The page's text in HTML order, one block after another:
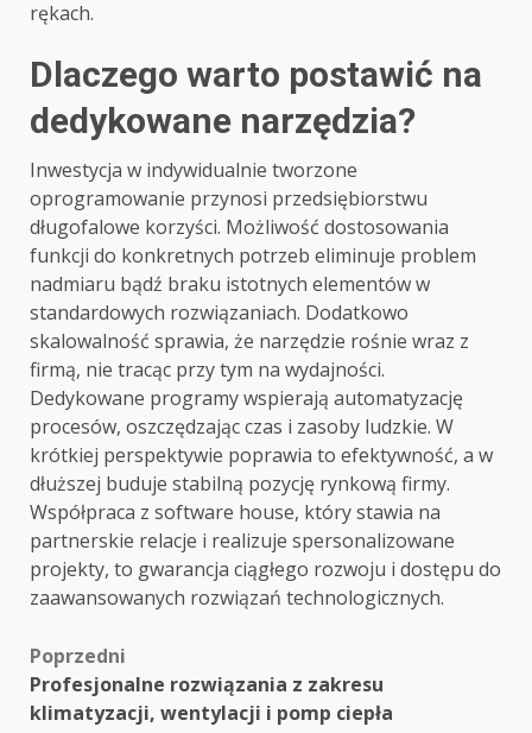
rękach.
Dlaczego warto postawić na
dedykowane narzędzia?
Inwestycja w indywidualnie tworzone
oprogramowanie przynosi przedsiębiorstwu
długofalowe korzyści. Możliwość dostosowania
funkcji do konkretnych potrzeb eliminuje problem
nadmiaru bądź braku istotnych elementów w
standardowych rozwiązaniach. Dodatkowo
skalowalność sprawia, że narzędzie rośnie wraz z
firmą, nie tracąc przy tym na wydajności.
Dedykowane programy wspierają automatyzację
procesów, oszczędzając czas i zasoby ludzkie. W
krótkiej perspektywie poprawia to efektywność, a w
dłuższej buduje stabilną pozycję rynkową firmy.
Współpraca z software house, który stawia na
partnerskie relacje i realizuje spersonalizowane
projekty, to gwarancja ciągłego rozwoju i dostępu do
zaawansowanych rozwiązań technologicznych.
Zobacz
wpisy
Poprzedni
Profesjonalne rozwiązania z zakresu
klimatyzacji, wentylacji i pomp ciepła